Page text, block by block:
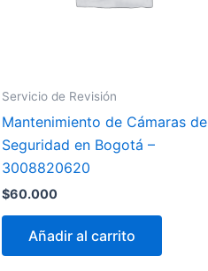
Servicio de Revisión
Mantenimiento de Cámaras de
Seguridad en Bogotá –
3008820620
$60.000
Añadir al carrito